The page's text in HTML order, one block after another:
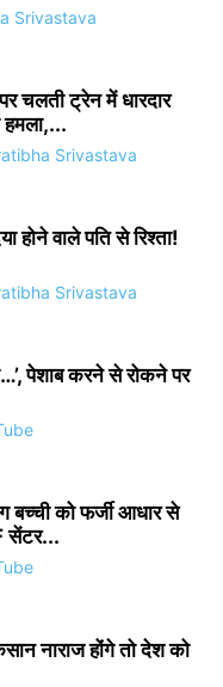
Srivastava
चलती ट्रेन में धारदार
हमला,...
Srivastava
होने वाले पति से रिश्ता!
Srivastava
पेशाब करने से रोकने पर
बच्ची को फर्जी आधार से
सेंटर...
नाराज होंगे तो देश को